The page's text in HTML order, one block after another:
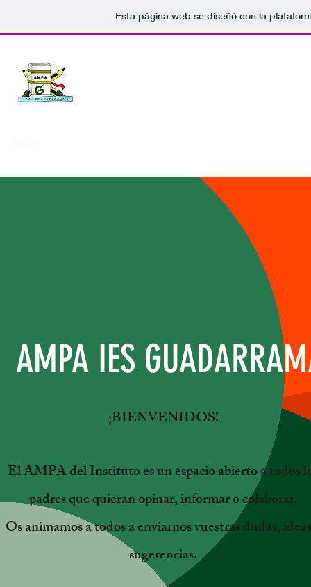
Esta página web se diseñó con la
AMPA IES
¡BIENVENIDOS!
El AMPA del Instituto es un espacio abierto a todos
padres que quieran opinar, informar o colaborar.
Os animamos a todos a enviarnos vuestras dudas,
sugerencias.